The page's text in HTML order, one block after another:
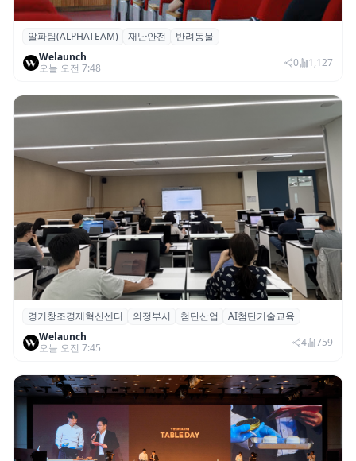
알파팀, ‘반려동물과 보호자를 위한 재난안전
세미나’ 개최
알파팀(ALPHATEAM) 재난안전
반려동물
Welaunch
오늘 오전 7:48
0 1,127
경기혁신센터, 의정부시 ‘AI 첨단기술교육’
기초·심화과정 성료
경기창조경제혁신센터 의정부시 첨단산업
AI첨단기술교육
Welaunch
오늘 오전 7:45
4 759